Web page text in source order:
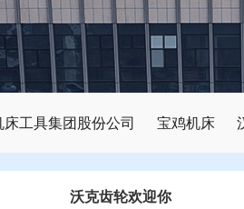
工具集团股份公司 宝鸡机床
沃克齿轮欢迎你